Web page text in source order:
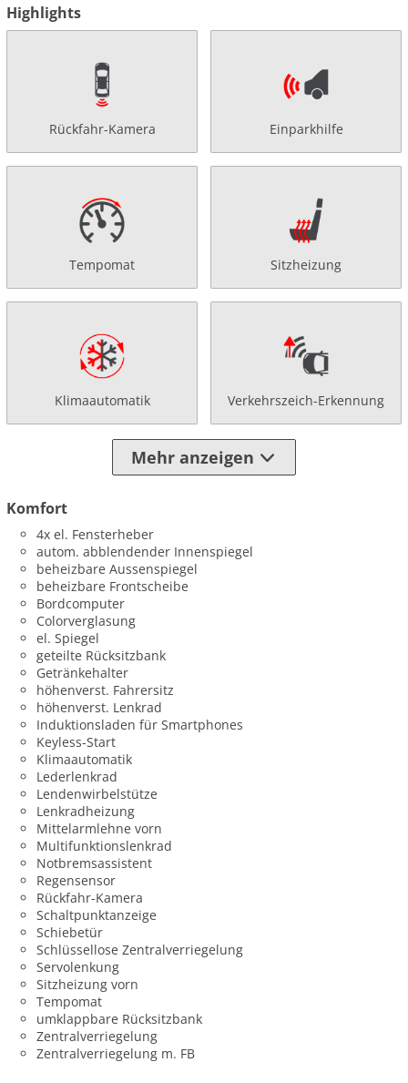
Highlights
Rückfahr-Kamera Einparkhilfe
Tempomat Sitzheizung
Klimaautomatik Verkehrszeich-Erkennung
Mehr anzeigen
Komfort
4x el. Fensterheber
autom. abblendender Innenspiegel
beheizbare Aussenspiegel
beheizbare Frontscheibe
Bordcomputer
Colorverglasung
el. Spiegel
geteilte Rücksitzbank
Getränkehalter
höhenverst. Fahrersitz
höhenverst. Lenkrad
Induktionsladen für Smartphones
Keyless-Start
Klimaautomatik
Lederlenkrad
Lendenwirbelstütze
Lenkradheizung
Mittelarmlehne vorn
Multifunktionslenkrad
Notbremsassistent
Regensensor
Rückfahr-Kamera
Schaltpunktanzeige
Schiebetür
Schlüssellose Zentralverriegelung
Servolenkung
Sitzheizung vorn
Tempomat
umklappbare Rücksitzbank
Zentralverriegelung
Zentralverriegelung m. FB